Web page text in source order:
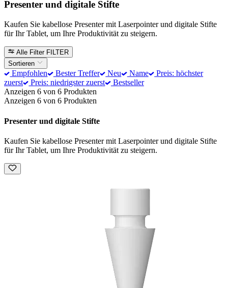
Presenter und digitale Stifte
Kaufen Sie kabellose Presenter mit Laserpointer und digitale Stifte
für Ihr Tablet, um Ihre Produktivität zu steigern.
Alle Filter FILTER
Sortieren
Empfohlen Bester Treffer Neu Name
Preis: höchster
zuerst
Preis: niedrigster zuerst
Bestseller
Anzeigen 6 von 6 Produkten
Anzeigen 6 von 6 Produkten
Presenter und digitale Stifte
Kaufen Sie kabellose Presenter mit Laserpointer und digitale Stifte
für Ihr Tablet, um Ihre Produktivität zu steigern.